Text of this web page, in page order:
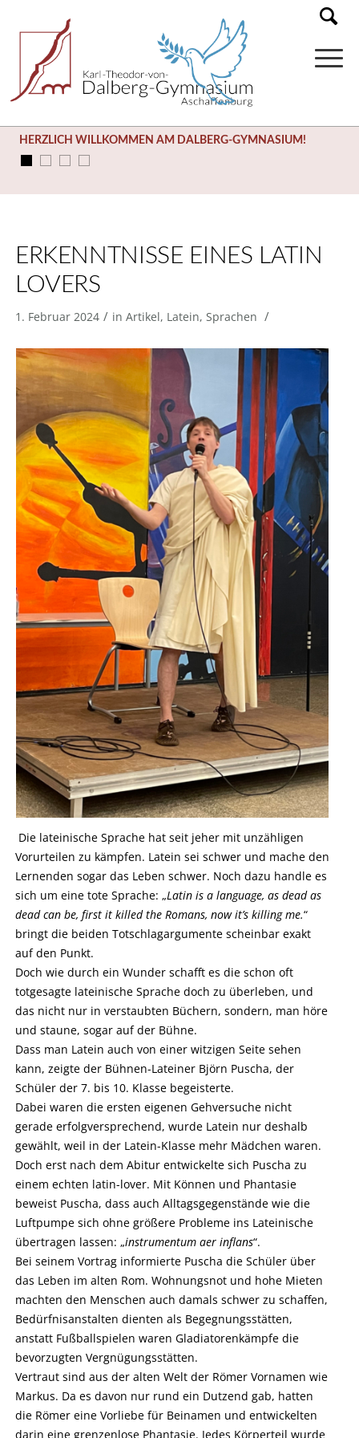
HERZLICH WILLKOMMEN AM DALBERG-GYMNASIUM!
ERKENNTNISSE EINES LATIN
LOVERS
1. Februar 2024 / in Artikel, Latein, Sprachen /
Die lateinische Sprache hat seit jeher mit unzähligen
Vorurteilen zu kämpfen. Latein sei schwer und mache den
Lernenden sogar das Leben schwer. Noch dazu handle es
sich um eine tote Sprache: „Latin is a language, as dead as
dead can be, first it killed the Romans, now it’s killing me.“
bringt die beiden Totschlagargumente scheinbar exakt
auf den Punkt.
Doch wie durch ein Wunder schafft es die schon oft
totgesagte lateinische Sprache doch zu überleben, und
das nicht nur in verstaubten Büchern, sondern, man höre
und staune, sogar auf der Bühne.
Dass man Latein auch von einer witzigen Seite sehen
kann, zeigte der Bühnen-Lateiner Björn Puscha, der
Schüler der 7. bis 10. Klasse begeisterte.
Dabei waren die ersten eigenen Gehversuche nicht
gerade erfolgversprechend, wurde Latein nur deshalb
gewählt, weil in der Latein-Klasse mehr Mädchen waren.
Doch erst nach dem Abitur entwickelte sich Puscha zu
einem echten latin-lover. Mit Können und Phantasie
beweist Puscha, dass auch Alltagsgegenstände wie die
Luftpumpe sich ohne größere Probleme ins Lateinische
übertragen lassen: „instrumentum aer inflans“.
Bei seinem Vortrag informierte Puscha die Schüler über
das Leben im alten Rom. Wohnungsnot und hohe Mieten
machten den Menschen auch damals schwer zu schaffen,
Bedürfnisanstalten dienten als Begegnungsstätten,
anstatt Fußballspielen waren Gladiatorenkämpfe die
bevorzugten Vergnügungsstätten.
Vertraut sind aus der alten Welt der Römer Vornamen wie
Markus. Da es davon nur rund ein Dutzend gab, hatten
die Römer eine Vorliebe für Beinamen und entwickelten
darin eine grenzenlose Phantasie. Jedes Körperteil wurde